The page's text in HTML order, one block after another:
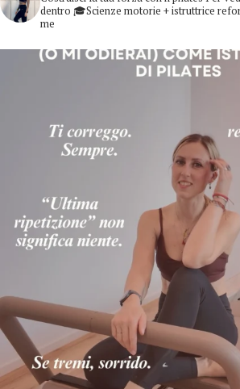
dentro 🎓Scienze motorie + istruttrice
me